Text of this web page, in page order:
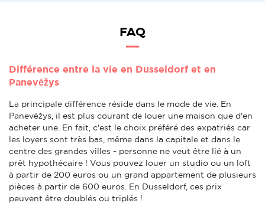
FAQ
Différence entre la vie en Dusseldorf et en
Panevėžys
La principale différence réside dans le mode de vie. En
Panevėžys, il est plus courant de louer une maison que d'en
acheter une. En fait, c'est le choix préféré des expatriés car
les loyers sont très bas, même dans la capitale et dans le
centre des grandes villes - personne ne veut être lié à un
prêt hypothécaire ! Vous pouvez louer un studio ou un loft
à partir de 200 euros ou un grand appartement de plusieurs
pièces à partir de 600 euros. En Dusseldorf, ces prix
peuvent être doublés ou triplés !